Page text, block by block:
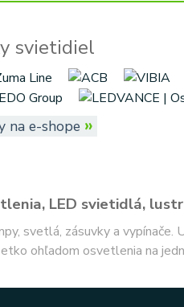
svietidiel
na e-shope »
LED svietidlá,
svetlá, zásuvky a
ohľadom osvetlenia na